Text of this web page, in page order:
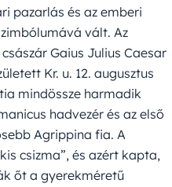
pazarlás és az emberi
vált. Az
Gaius Julius Caesar
Kr. u. 12. augusztus
mindössze harmadik
hadvezér és az első
Agrippina fia. A
csizma”, és azért kapta,
őt a gyerekméretű